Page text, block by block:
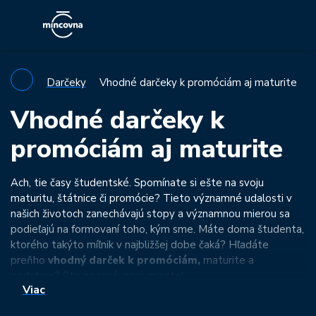
Darčeky Vhodné darčeky k promóciám aj maturite
Vhodné darčeky k
promóciám aj maturite
Ach, tie časy študentské. Spomínate si ešte na svoju
maturitu, štátnice či promócie? Tieto významné udalosti v
našich životoch zanechávajú stopy a významnou mierou sa
podieľajú na formovaní toho, kým sme. Máte doma študenta,
ktorého takýto míľnik v najbližšej dobe čaká? Hľadáte
preňho vhodný darček k promóciám, maturite a
Viac